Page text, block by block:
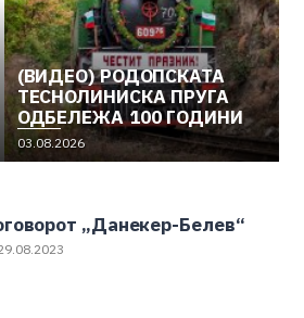
(ВИДЕО) РОДОПСКАТА
ТЕСНОЛИНИСКА ПРУГА
ОДБЕЛЕЖА 100 ГОДИНИ
03.08.2026
„Данекер-Белев“